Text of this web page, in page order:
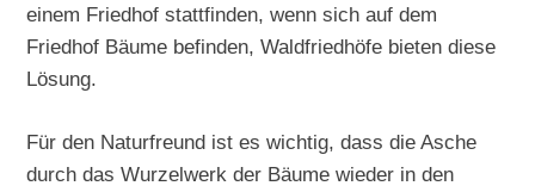
einem Friedhof stattfinden, wenn sich auf dem
Friedhof Bäume befinden, Waldfriedhöfe bieten diese
Lösung.
Für den Naturfreund ist es wichtig, dass die Asche
durch das Wurzelwerk der Bäume wieder in den